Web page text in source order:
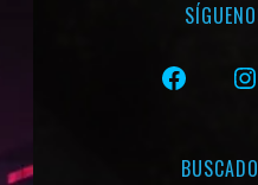
FACEBOOK